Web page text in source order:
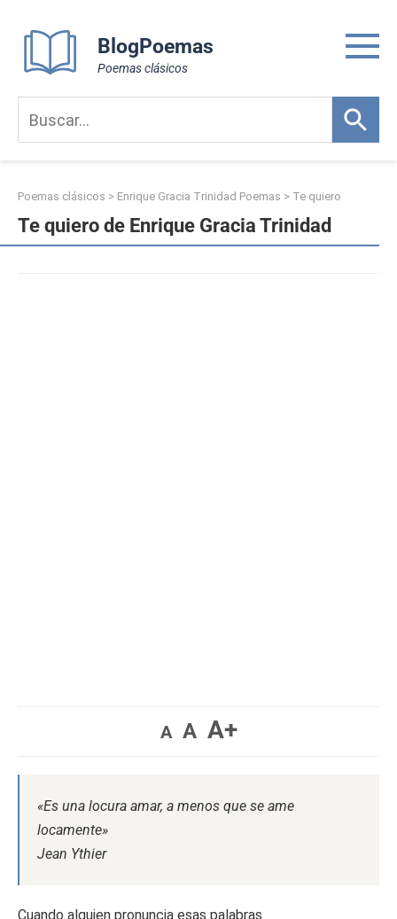
content
BlogPoemas
Poemas clásicos
Poemas clásicos > Enrique Gracia Trinidad Poemas > Te quiero
Te quiero de Enrique Gracia Trinidad
A A A+
«Es una locura amar, a menos que se ame
locamente»
Jean Ythier
Cuando alguien pronuncia esas palabras